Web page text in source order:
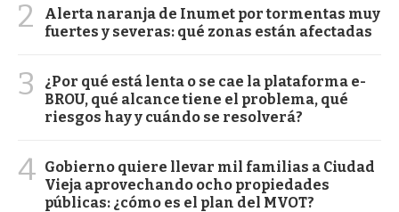
2
Alerta naranja de Inumet por tormentas muy
fuertes y severas: qué zonas están afectadas
3
¿Por qué está lenta o se cae la plataforma e-
BROU, qué alcance tiene el problema, qué
riesgos hay y cuándo se resolverá?
4 Gobierno quiere llevar mil familias a Ciudad
Vieja aprovechando ocho propiedades
públicas: ¿cómo es el plan del MVOT?